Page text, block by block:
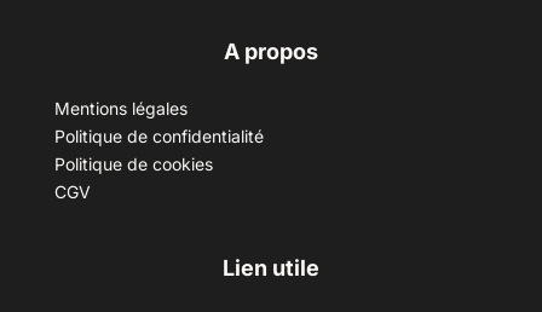
A propos
Mentions légales
Politique de confidentialité
Politique de cookies
CGV
Lien utile